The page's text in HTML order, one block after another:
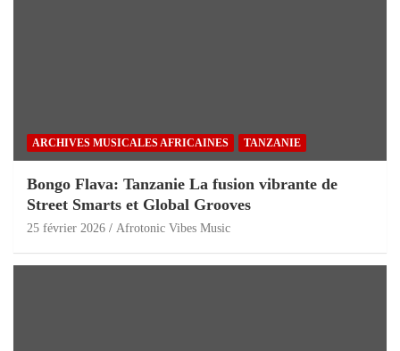
ARCHIVES MUSICALES AFRICAINES TANZANIE
Bongo Flava: Tanzanie La fusion vibrante de
Street Smarts et Global Grooves
25 février 2026 Afrotonic Vibes Music